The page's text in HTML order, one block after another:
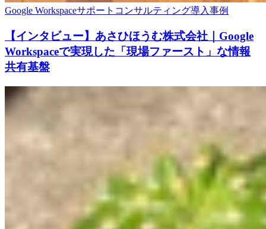
Google Workspaceサポート コンサルティング導入事例
【インタビュー】あさひほうむ株式会社｜Google
Workspaceで実現した「現場ファースト」な情報
共有基盤